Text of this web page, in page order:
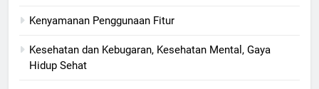
Kenyamanan Penggunaan Fitur
Kesehatan dan Kebugaran, Kesehatan Mental, Gaya
Hidup Sehat